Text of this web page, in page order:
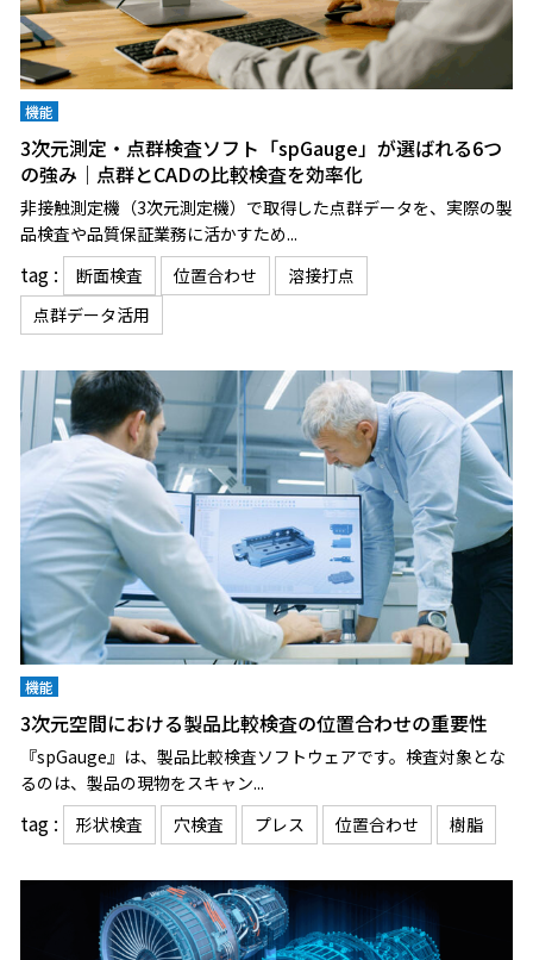
機能
3次元測定・点群検査ソフト「spGauge」が選ばれる6つ
の強み｜点群とCADの比較検査を効率化
非接触測定機（3次元測定機）で取得した点群データを、実際の製
品検査や品質保証業務に活かすため...
tag : 断面検査 位置合わせ
溶接打点
点群データ活用
機能
3次元空間における製品比較検査の位置合わせの重要性
『spGauge』は、製品比較検査ソフトウェアです。検査対象とな
るのは、製品の現物をスキャン...
tag : 形状検査 穴検査 プレス 位置合わせ 樹脂